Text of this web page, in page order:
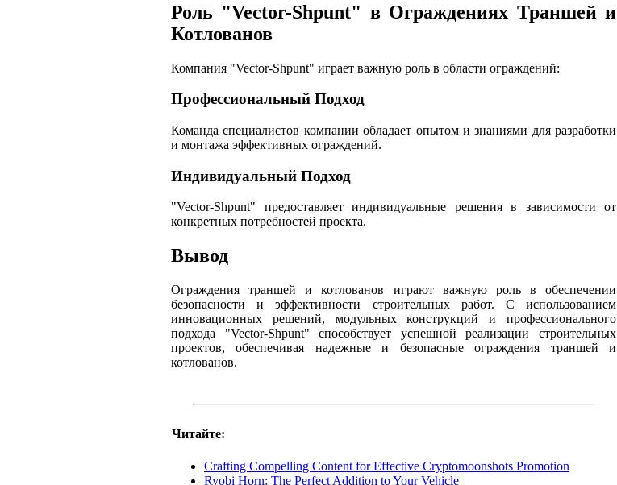
Роль "Vector-Shpunt" в Ограждениях Траншей и
Котлованов
Компания "Vector-Shpunt" играет важную роль в области ограждений:
Профессиональный Подход
Команда специалистов компании обладает опытом и знаниями для разработки
и монтажа эффективных ограждений.
Индивидуальный Подход
"Vector-Shpunt" предоставляет индивидуальные решения в зависимости от
конкретных потребностей проекта.
Вывод
Ограждения траншей и котлованов играют важную роль в обеспечении
безопасности и эффективности строительных работ. С использованием
инновационных решений, модульных конструкций и профессионального
подхода "Vector-Shpunt" способствует успешной реализации строительных
проектов, обеспечивая надежные и безопасные ограждения траншей и
котлованов.
Читайте:
Crafting Compelling Content for Effective Cryptomoonshots Promotion
Ryobi Horn: The Perfect Addition to Your Vehicle